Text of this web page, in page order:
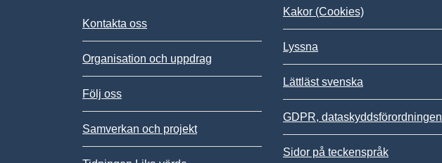
Kontakta oss
Organisation och uppdrag
Följ oss
Samverkan och projekt
Kakor (Cookies)
Lyssna
Lättläst svenska
GDPR, dataskyddsförordningen
Sidor på teckenspråk